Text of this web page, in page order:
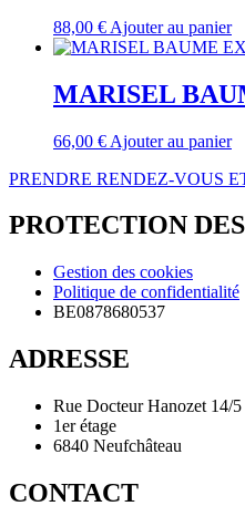
88,00 € Ajouter au panier
MARISEL
66,00 € Ajouter au panier
PRENDRE RENDEZ-VOUS
PROTECTION
Gestion des cookies
Politique de confidentialité
BE0878680537
ADRESSE
Rue Docteur Hanozet 14/5
1er étage
6840 Neufchâteau
CONTACT